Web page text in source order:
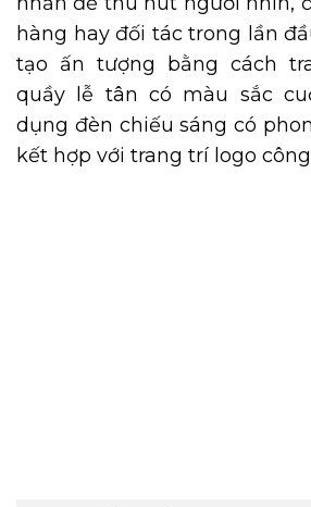
hàng hay đối tác trong lần
tạo ấn tượng bằng cách
quầy lễ tân có màu sắc
dụng đèn chiếu sáng có
kết hợp với trang trí logo công